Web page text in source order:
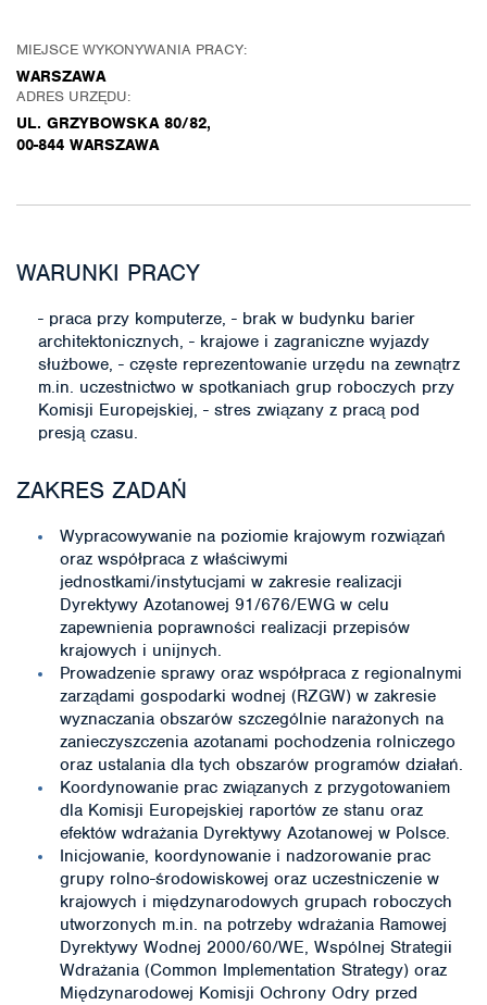
MIEJSCE WYKONYWANIA PRACY:
WARSZAWA
ADRES URZĘDU:
UL. GRZYBOWSKA 80/82,
00-844 WARSZAWA
WARUNKI PRACY
- praca przy komputerze, - brak w budynku barier
architektonicznych, - krajowe i zagraniczne wyjazdy
służbowe, - częste reprezentowanie urzędu na zewnątrz
m.in. uczestnictwo w spotkaniach grup roboczych przy
Komisji Europejskiej, - stres związany z pracą pod
presją czasu.
ZAKRES ZADAŃ
Wypracowywanie na poziomie krajowym rozwiązań
oraz współpraca z właściwymi
jednostkami/instytucjami w zakresie realizacji
Dyrektywy Azotanowej 91/676/EWG w celu
zapewnienia poprawności realizacji przepisów
krajowych i unijnych.
Prowadzenie sprawy oraz współpraca z regionalnymi
zarządami gospodarki wodnej (RZGW) w zakresie
wyznaczania obszarów szczególnie narażonych na
zanieczyszczenia azotanami pochodzenia rolniczego
oraz ustalania dla tych obszarów programów działań.
Koordynowanie prac związanych z przygotowaniem
dla Komisji Europejskiej raportów ze stanu oraz
efektów wdrażania Dyrektywy Azotanowej w Polsce.
Inicjowanie, koordynowanie i nadzorowanie prac
grupy rolno-środowiskowej oraz uczestniczenie w
krajowych i międzynarodowych grupach roboczych
utworzonych m.in. na potrzeby wdrażania Ramowej
Dyrektywy Wodnej 2000/60/WE, Wspólnej Strategii
Wdrażania (Common Implementation Strategy) oraz
Międzynarodowej Komisji Ochrony Odry przed